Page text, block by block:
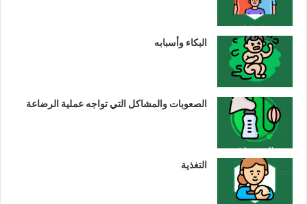
البكاء وأسبابه
الصعوبات والمشاكل التي تواجه عملية الرضاعة
التغذية